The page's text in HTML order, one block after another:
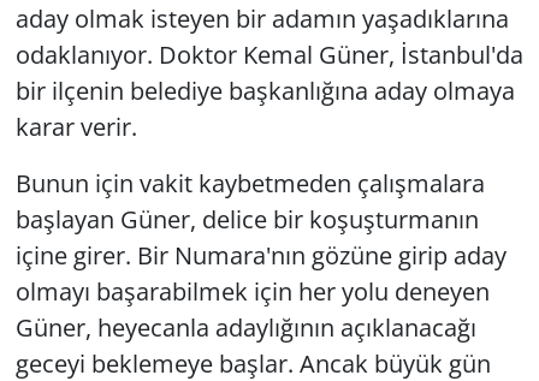
aday olmak isteyen bir adamın yaşadıklarına
odaklanıyor. Doktor Kemal Güner, İstanbul'da
bir ilçenin belediye başkanlığına aday olmaya
karar verir.
Bunun için vakit kaybetmeden çalışmalara
başlayan Güner, delice bir koşuşturmanın
içine girer. Bir Numara'nın gözüne girip aday
olmayı başarabilmek için her yolu deneyen
Güner, heyecanla adaylığının açıklanacağı
geceyi beklemeye başlar. Ancak büyük gün
RESMİ İLANLAR
SAĞLIK
SPOR
Yerel